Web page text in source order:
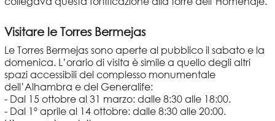
Visitare le Torres Bermejas
Le Torres Bermejas sono aperte al pubblico il sabato e la
domenica. L’orario di visita è simile a quello degli altri
spazi accessibili del complesso monumentale
dell’Alhambra e del Generalife:
- Dal 15 ottobre al 31 marzo: dalle 8:30 alle 18:00.
- Dal 1º aprile al 14 ottobre: dalle 8:30 alle 20:00.